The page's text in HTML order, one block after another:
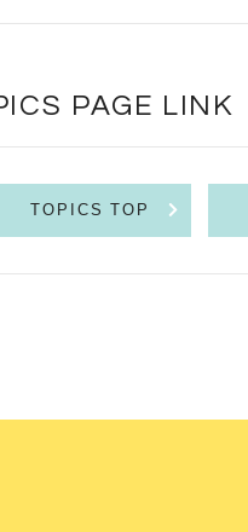
PAGE LINK
TOPICS TOP